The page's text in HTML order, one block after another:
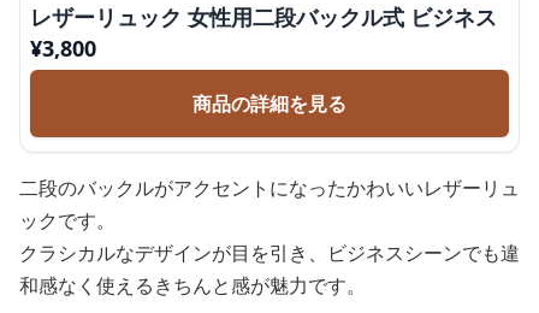
レザーリュック 女性用二段バックル式 ビジネス
¥3,800
商品の詳細を見る
二段のバックルがアクセントになったかわいいレザーリュ
ックです。
クラシカルなデザインが目を引き、ビジネスシーンでも違
和感なく使えるきちんと感が魅力です。